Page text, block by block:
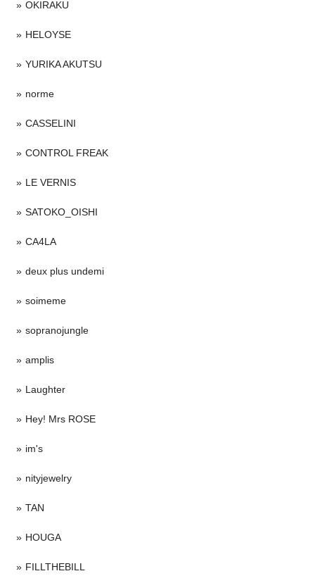
OKIRAKU
HELOYSE
YURIKA AKUTSU
norme
CASSELINI
CONTROL FREAK
LE VERNIS
SATOKO_OISHI
CA4LA
deux plus undemi
soimeme
sopranojungle
amplis
Laughter
Hey! Mrs ROSE
im's
nityjewelry
TAN
HOUGA
FILLTHEBILL